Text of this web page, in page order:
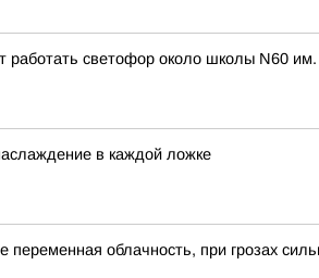
работать светофор около школы N60
в каждой ложке
переменная облачность, при грозах